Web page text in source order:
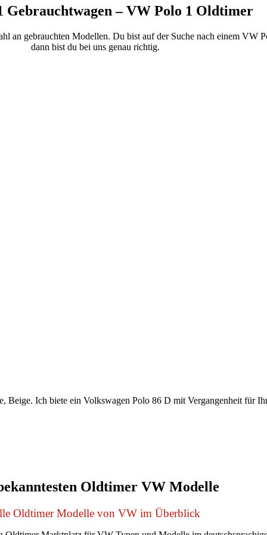
Gebrauchtwagen – VW Polo 1 Oldtimer
an gebrauchten Modellen. Du bist auf der Suche nach einem VW
dann bist du bei uns genau richtig.
Ich biete ein Volkswagen Polo 86 D mit Vergangenheit für
Oldtimer VW Modelle
Oldtimer Modelle von VW im Überblick